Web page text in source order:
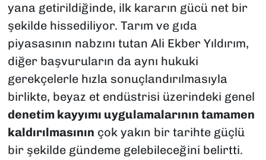
yana getirildiğinde, ilk kararın gücü net bir
şekilde hissediliyor. Tarım ve gıda
piyasasının nabzını tutan Ali Ekber Yıldırım,
diğer başvuruların da aynı hukuki
gerekçelerle hızla sonuçlandırılmasıyla
birlikte, beyaz et endüstrisi üzerindeki genel
denetim kayyımı uygulamalarının tamamen
kaldırılmasının çok yakın bir tarihte güçlü
bir şekilde gündeme gelebileceğini belirtti.